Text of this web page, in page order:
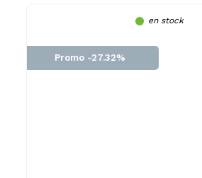
en stock
Promo -27.32%